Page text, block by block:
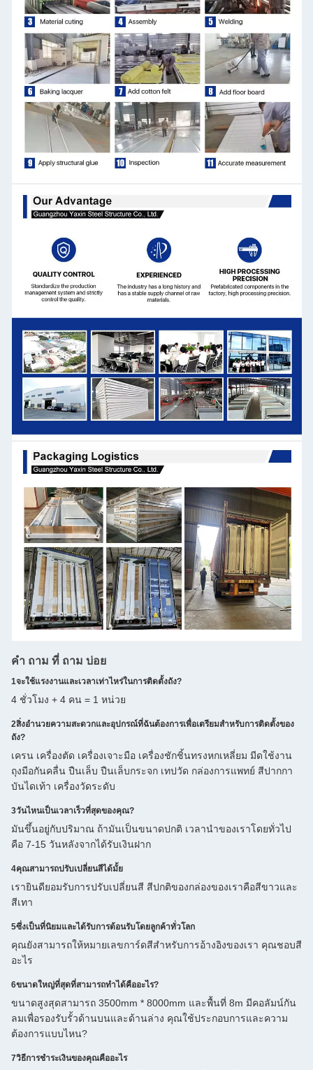
คํา ถาม ที่ ถาม บ่อย
1จะใช้แรงงานและเวลาเท่าไหร่ในการติดตั้งถัง?
4 ชั่วโมง + 4 คน = 1 หน่วย
2สิ่งอํานวยความสะดวกและอุปกรณ์ที่ฉันต้องการเพื่อเตรียมสําหรับการติดตั้งของ
ถัง?
เครน เครื่องตัด เครื่องเจาะมือ เครื่องชักชิ้นทรงหกเหลี่ยม มีดใช้งาน
ถุงมือกันคลื่น ปืนเล็บ ปืนเล็บกระจก เทปวัด กล่องการแพทย์ สีปากกา
บันไดเท้า เครื่องวัดระดับ
3วันไหนเป็นเวลาเร็วที่สุดของคุณ?
มันขึ้นอยู่กับปริมาณ ถ้ามันเป็นขนาดปกติ เวลานําของเราโดยทั่วไป
คือ 7-15 วันหลังจากได้รับเงินฝาก
4คุณสามารถปรับเปลี่ยนสีได้มั้ย
เรายินดียอมรับการปรับเปลี่ยนสี สีปกติของกล่องของเราคือสีขาวและ
สีเทา
5ซึ่งเป็นที่นิยมและได้รับการต้อนรับโดยลูกค้าทั่วโลก
คุณยังสามารถให้หมายเลขการ์ดสีสําหรับการอ้างอิงของเรา คุณชอบสี
อะไร
6ขนาดใหญ่ที่สุดที่สามารถทําได้คืออะไร?
ขนาดสูงสุดสามารถ 3500mm * 8000mm และพื้นที่ 8m มีคอลัมน์กัน
ลมเพื่อรองรับรั้วด้านบนและด้านล่าง คุณใช้ประกอบการและความ
ต้องการแบบไหน?
7วิธีการชําระเงินของคุณคืออะไร